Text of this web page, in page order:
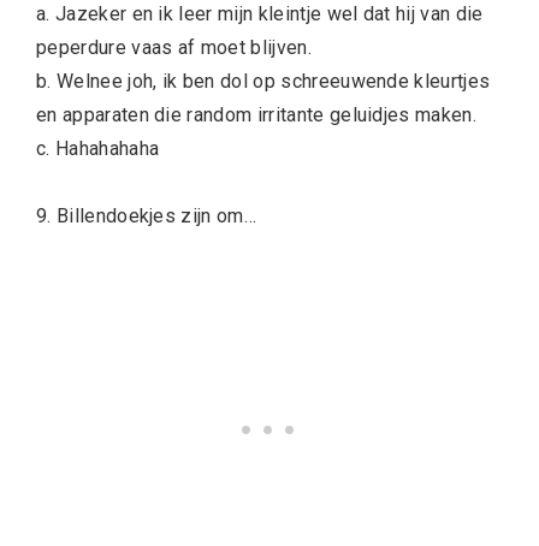
a. Jazeker en ik leer mijn kleintje wel dat hij van die
peperdure vaas af moet blijven.
b. Welnee joh, ik ben dol op schreeuwende kleurtjes
en apparaten die random irritante geluidjes maken.
c. Hahahahaha
9. Billendoekjes zijn om…